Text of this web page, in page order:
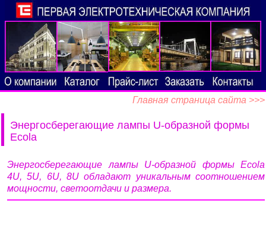
Главная страница сайта >>>
Энергосберегающие лампы U-образной формы
Ecola
Энергосберегающие лампы U-образной формы Ecola
4U, 5U, 6U, 8U обладают уникальным соотношением
мощности, светоотдачи и размера.